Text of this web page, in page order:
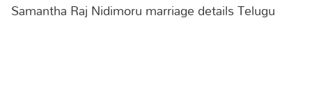
Samantha Raj Nidimoru marriage details Telugu